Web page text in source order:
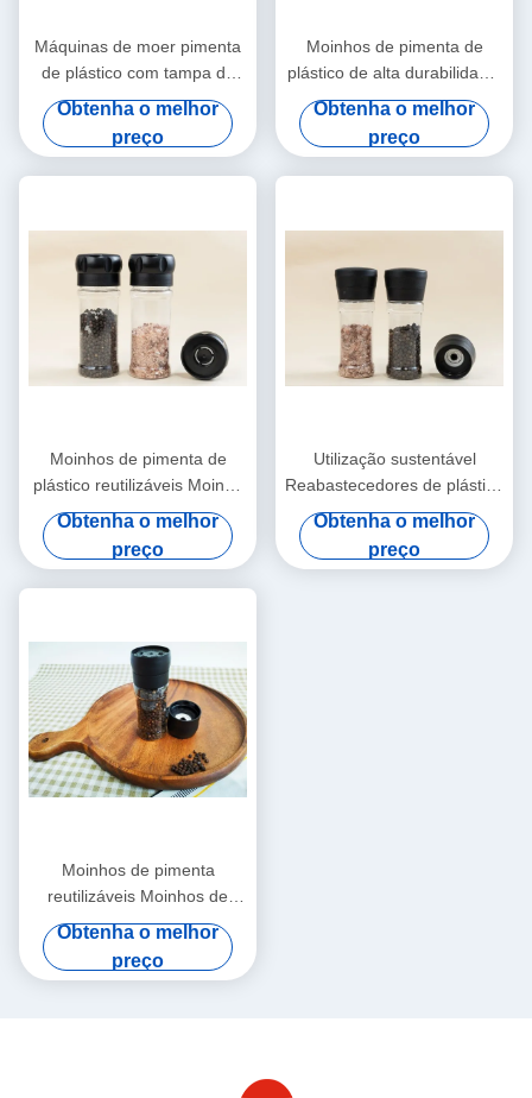
Máquinas de moer pimenta
de plástico com tampa de
plástico
Obtenha o melhor
preço
Moinhos de pimenta de
plástico de alta durabilidade,
moinhos de pimenta de
Obtenha o melhor
preço
Moinhos de pimenta de
plástico reutilizáveis Moinho
de pimenta de plástico com
cerâmica
Obtenha o melhor
preço
Utilização sustentável
Reabastecedores de plástico
de sal e pimenta com núcleo
Obtenha o melhor
preço
Moinhos de pimenta
reutilizáveis Moinhos de
plástico com núcleo
Obtenha o melhor
preço